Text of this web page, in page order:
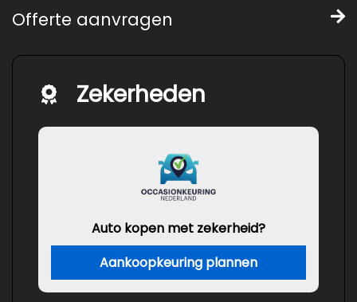
Offerte aanvragen
Zekerheden
Auto kopen met zekerheid?
Aankoopkeuring plannen